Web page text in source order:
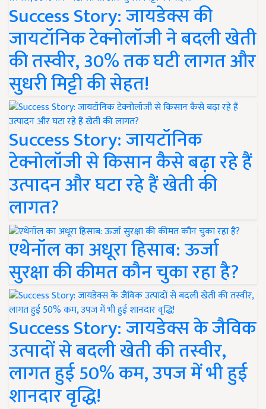
Success Story: जायडेक्स की
जायटॉनिक टेक्नोलॉजी ने बदली खेती
की तस्वीर, 30% तक घटी लागत और
सुधरी मिट्टी की सेहत!
Success Story: जायटॉनिक
टेक्नोलॉजी से किसान कैसे बढ़ा रहे हैं
उत्पादन और घटा रहे हैं खेती की
लागत?
एथेनॉल का अधूरा हिसाब: ऊर्जा
सुरक्षा की कीमत कौन चुका रहा है?
Success Story: जायडेक्स के जैविक
उत्पादों से बदली खेती की तस्वीर,
लागत हुई 50% कम, उपज में भी हुई
शानदार वृद्धि!